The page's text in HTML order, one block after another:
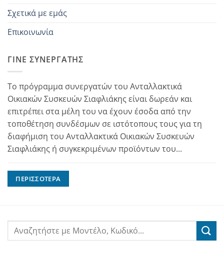
Σχετικά με εμάς
Επικοινωνία
ΓΊΝΕ ΣΥΝΕΡΓΆΤΗΣ
Το πρόγραμμα συνεργατών του Ανταλλακτικά
Οικιακών Συσκευών Σιαφλιάκης είναι δωρεάν και
επιτρέπει στα μέλη του να έχουν έσοδα από την
τοποθέτηση συνδέσμων σε ιστότοπους τους για τη
διαφήμιση του Ανταλλακτικά Οικιακών Συσκευών
Σιαφλιάκης ή συγκεκριμένων προϊόντων του...
ΠΕΡΙΣΣΌΤΕΡΑ